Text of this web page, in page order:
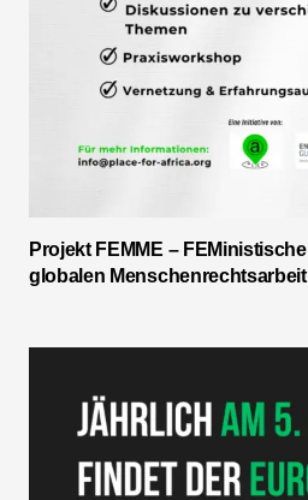
Projekt FEMME –
globalen Menschenrechtsarbeit